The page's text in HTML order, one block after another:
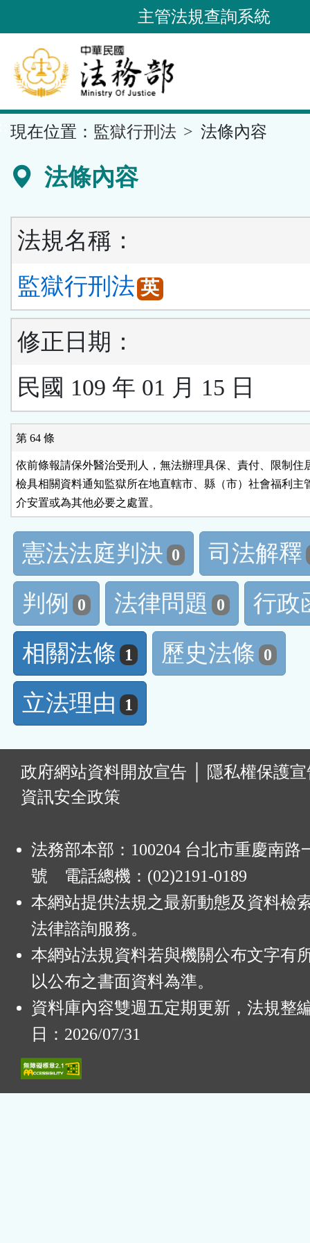
到
要
內
容
區
主管法規查詢系統
現在位置： 監獄行刑法 法條內容
法條內容
法規名稱：
監獄行刑法 英
修正日期：
民國 109 年 01 月 15 日
第 64 條
依前條報請保外醫治受刑人，無法辦理具保、責付、限制住
檢具相關資料通知監獄所在地直轄市、縣（市）社會福利主
介安置或為其他必要之處置。
憲法法庭判決 0
司法解釋
判例
0 法律問題 0
行政
相關法條
1 歷史法條 0
立法理由 1
政府網站資料開放宣告
隱私權保護
資訊安全政策
法務部本部：100204 台北市重慶南路
號 電話總機：(02)2191-0189
本網站提供法規之最新動態及資料檢
法律諮詢服務。
本網站法規資料若與機關公布文字有
以公布之書面資料為準。
資料庫內容雙週五定期更新，法規整
日：2026/07/31